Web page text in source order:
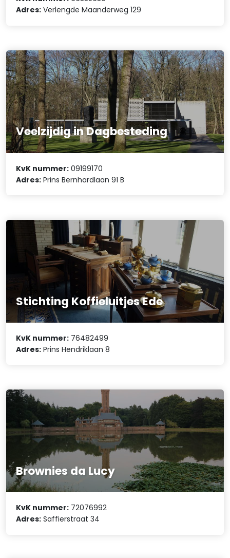
Adres: Verlengde Maanderweg 129
Veelzijdig in Dagbesteding
KvK nummer: 09199170
Adres: Prins Bernhardlaan 91 B
Stichting Koffieluitjes Ede
KvK nummer: 76482499
Adres: Prins Hendriklaan 8
Brownies da Lucy
KvK nummer: 72076992
Adres: Saffierstraat 34